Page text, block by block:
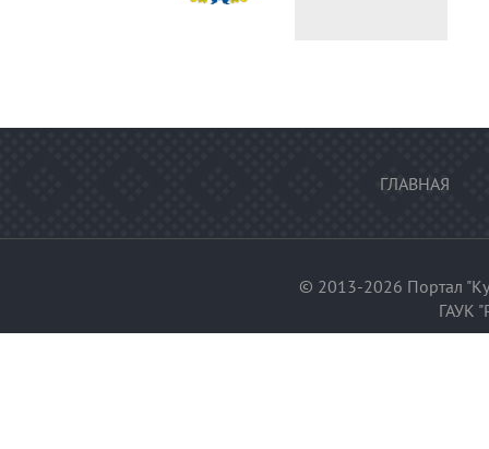
ГЛАВНАЯ
© 2013-2026 Портал
ГАУК